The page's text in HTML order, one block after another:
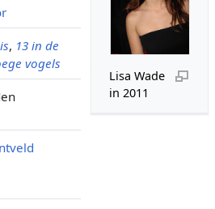
Lisa Wade
in 2011
, 13 in de
vogels